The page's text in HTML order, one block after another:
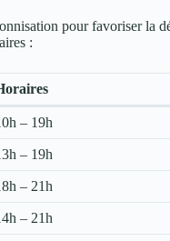
pour favoriser la
:
– 19h
– 19h
– 21h
– 21h